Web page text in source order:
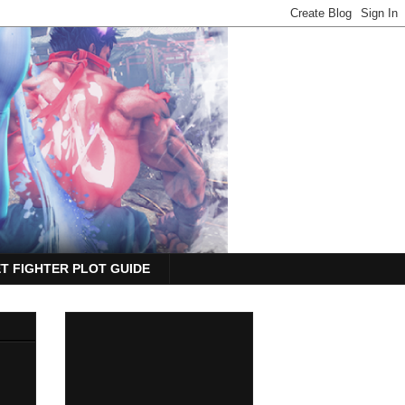
FIGHTER PLOT GUIDE